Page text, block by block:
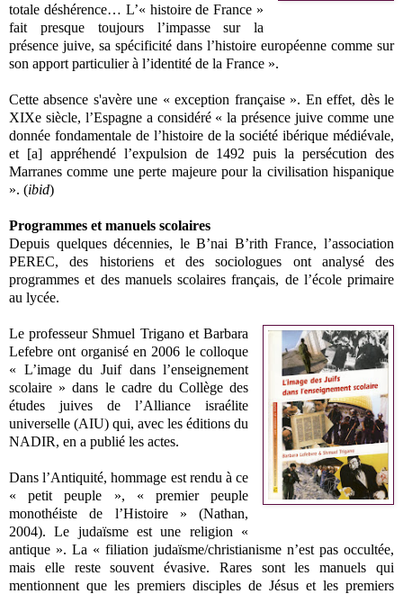
totale déshérence… L’« histoire de France »
fait presque toujours l’impasse sur la
présence juive, sa spécificité dans l’histoire européenne comme sur
son apport particulier à l’identité de la France ».
Cette absence s'avère une « exception française ». En effet, dès le
XIXe siècle, l’Espagne a considéré « la présence juive comme une
donnée fondamentale de l’histoire de la société ibérique médiévale,
et [a] appréhendé l’expulsion de 1492 puis la persécution des
Marranes comme une perte majeure pour la civilisation hispanique
». (ibid)
Programmes et manuels scolaires
Depuis quelques décennies, le B’nai B’rith France, l’association
PEREC, des historiens et des sociologues ont analysé des
programmes et des manuels scolaires français, de l’école primaire
au lycée.
Le professeur Shmuel Trigano et Barbara
Lefebre ont organisé en 2006 le colloque
« L’image du Juif dans l’enseignement
scolaire » dans le cadre du Collège des
études juives de l’Alliance israélite
universelle (AIU) qui, avec les éditions du
NADIR, en a publié les actes.
Dans l’Antiquité, hommage est rendu à ce
« petit peuple », « premier peuple
monothéiste de l’Histoire » (Nathan,
2004). Le judaïsme est une religion «
antique ». La « filiation judaïsme/christianisme n’est pas occultée,
mais elle reste souvent évasive. Rares sont les manuels qui
mentionnent que les premiers disciples de Jésus et les premiers